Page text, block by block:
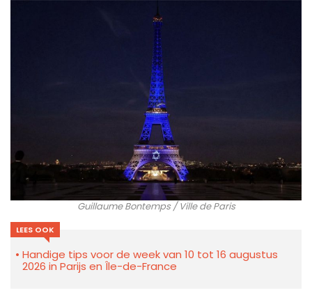
Guillaume Bontemps / Ville de Paris
LEES OOK
Handige tips voor de week van 10 tot 16 augustus
2026 in Parijs en Île-de-France